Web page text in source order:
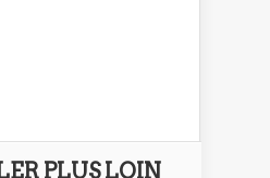
PLUS LOIN